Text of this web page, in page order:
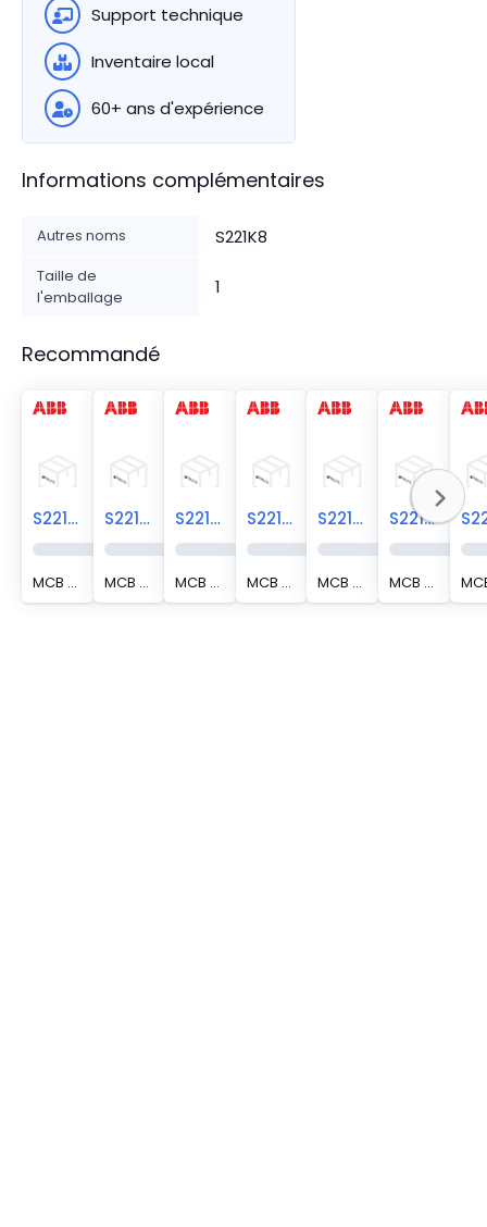
Support technique
Inventaire local
60+ ans d'expérience
Informations complémentaires
Autres noms S221K8
Taille de
l'emballage
1
Recommandé
S221-K6
MCB (SP) S220 1P 6A K CURVE 347VAC
S221-K4
MCB (SP) S220 1P 4A K CURVE 347VAC
S221-K3
MCB (SP) S220 1P 3A K CURVE 347VAC
S221-K25
MCB (SP) S220 1P 25A K CURVE 347VAC
S221-K16
MCB (SP) S220 1P 16A K CURVE 347VAC
S221-K20
MCB (SP) S220 1P 20A K CURVE 347VAC